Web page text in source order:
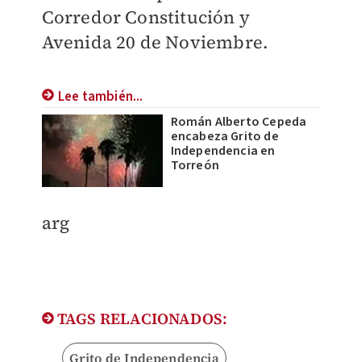
Corredor Constitución y
Avenida 20 de Noviembre.
Lee también...
Román Alberto Cepeda
encabeza Grito de
Independencia en
Torreón
arg
TAGS RELACIONADOS:
Grito de Independencia